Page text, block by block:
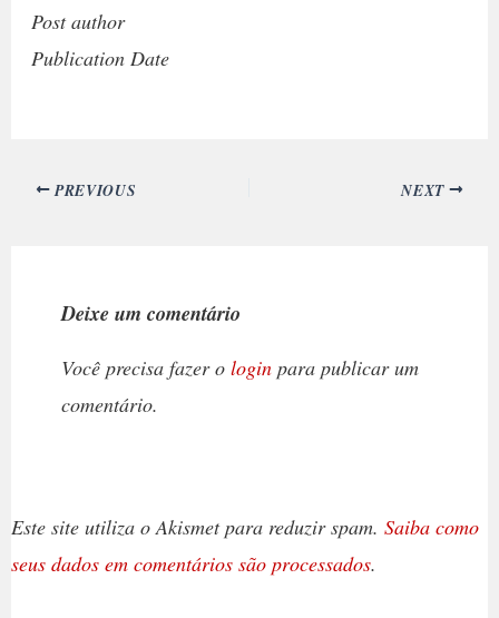
Post author
Publication Date
PREVIOUS NEXT
Deixe um comentário
Você precisa fazer o loginpara publicar um
comentário.
Este site utiliza o Akismet para reduzir spam. Saiba como
seus dados em comentários são processados.